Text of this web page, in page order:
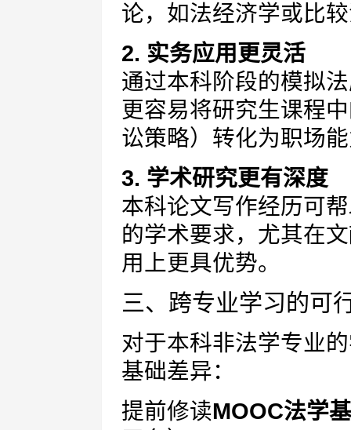
论，如法经济学或 比
2. 实务应用更灵活
通过本科阶段的模拟
更容易将研究生课程
讼策略）转化为职场
3. 学术研究更有深度
本科论文写作经历可
的学术要求，尤其在
用上更具优势。
三、跨专业学习的可
对于本科非法学专业
基础差异：
提前修读MOOC法学